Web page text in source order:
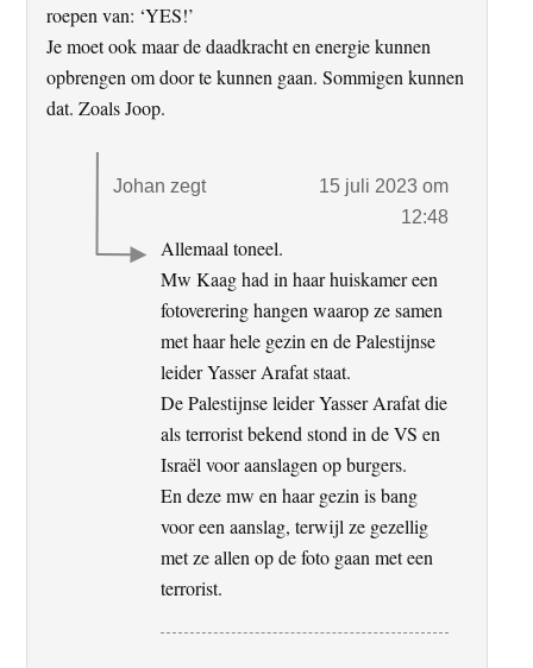
roepen van: ‘YES!’
Je moet ook maar de daadkracht en energie kunnen
opbrengen om door te kunnen gaan. Sommigen kunnen
dat. Zoals Joop.
Johan zegt
15 juli 2023 om
12:48
Allemaal toneel.
Mw Kaag had in haar huiskamer een
fotoverering hangen waarop ze samen
met haar hele gezin en de Palestijnse
leider Yasser Arafat staat.
De Palestijnse leider Yasser Arafat die
als terrorist bekend stond in de VS en
Israël voor aanslagen op burgers.
En deze mw en haar gezin is bang
voor een aanslag, terwijl ze gezellig
met ze allen op de foto gaan met een
terrorist.